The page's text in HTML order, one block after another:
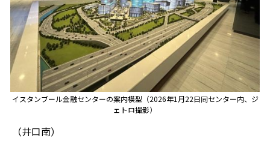
イスタンブール金融センターの案内模型（2026年1月22日同センター内、ジ
ェトロ撮影）
（井口南）